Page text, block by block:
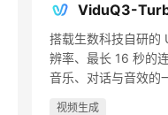
ViduQ3-
搭载生数科技自研的
辨率、最长 16 秒的
音乐、对话与音效的
视频生成